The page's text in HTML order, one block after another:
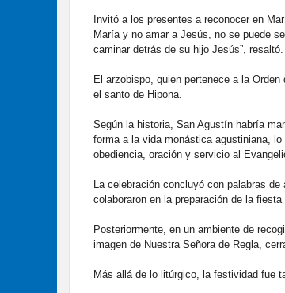
Invitó a los presentes a reconocer en
María y no amar a Jesús, no se puede
caminar detrás de su hijo Jesús”, resaltó.
El arzobispo, quien pertenece a la
el santo de Hipona.
Según la historia, San Agustín habría
forma a la vida monástica agustiniana,
obediencia, oración y servicio al
La celebración concluyó con palabras
colaboraron en la preparación de la
Posteriormente, en un ambiente de
imagen de Nuestra Señora de Regla,
Más allá de lo litúrgico, la festividad fue